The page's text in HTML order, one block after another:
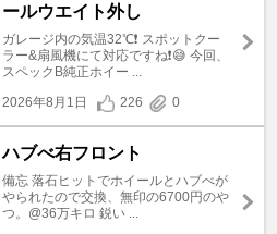
ールウエイト外し
ガレージ内の気温32℃❗ スポットクー
ラー&扇風機にて対応ですね❗😅 今回、
スペックB純正ホイー ...
2026年8月1日
226 0
ハブべ右フロント
備忘 落石ヒットでホイールとハブべが
やられたので交換、無印の6700円のや
つ。@36万キロ 鋭い ...